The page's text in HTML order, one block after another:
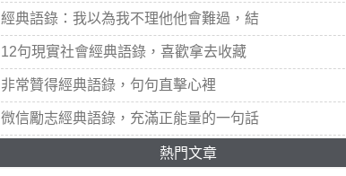
經典語錄：我以為我不理他他會難過，結
12句現實社會經典語錄，喜歡拿去收藏
非常贊得經典語錄，句句直擊心裡
微信勵志經典語錄，充滿正能量的一句話
熱門文章